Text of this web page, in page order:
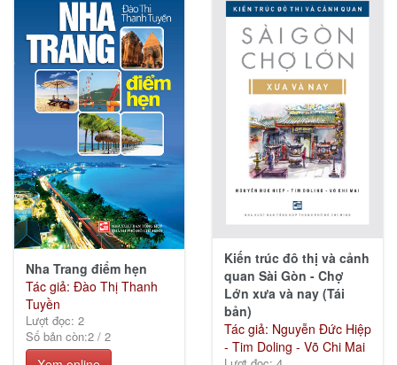
Nha Trang điểm hẹn
Tác giả: Đào Thị Thanh
Tuyền
Lượt đọc: 2
Số bản còn:2/2
Kiến trúc đô thị và cảnh
quan Sài Gòn - Chợ
Lớn xưa và nay (Tái
bản)
Tác giả: Nguyễn Đức Hiệp
- Tim Doling - Võ Chi Mai